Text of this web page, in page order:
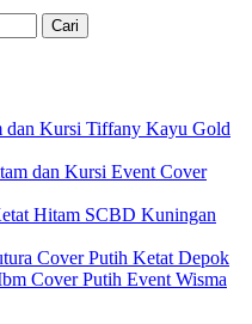
Kursi Tiffany Kayu Gold
dan Kursi Event Cover
Hitam SCBD Kuningan
Cover Putih Ketat Depok
Cover Putih Event Wisma